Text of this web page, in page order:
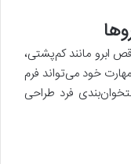
ابرو مانند کم‌پشتی،
خود می‌تواند فرم
فرد طراحی